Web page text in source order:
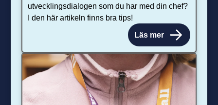
utvecklingsdialogen som du har med din chef?
I den här artikeln finns bra tips!
Läs mer